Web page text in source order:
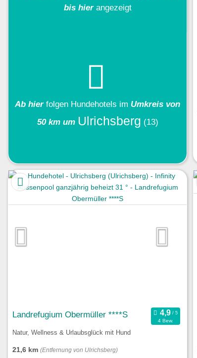
bis hierangezeigt
Ab hier folgen Hundehotels im Umkreis von
50 km um Ulrichsberg (13)
Landrefugium Obermüller ****S
4 Bew.
Natur, Wellness & Urlaubsglück mit Hund
21,6 km (Entfernung von Ulrichsberg)